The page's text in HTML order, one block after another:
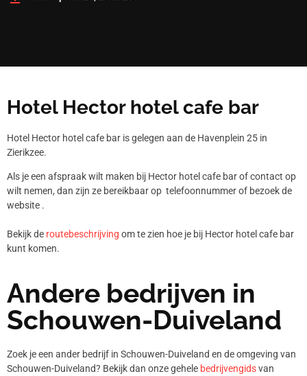
Hotel Hector hotel cafe bar
Hotel Hector hotel cafe bar is gelegen aan de Havenplein 25 in
Zierikzee.
Als je een afspraak wilt maken bij Hector hotel cafe bar of contact op
wilt nemen, dan zijn ze bereikbaar op telefoonnummerof bezoek de
website .
Bekijk de routebeschrijving om te zien hoe je bij Hector hotel cafe bar
kunt komen.
Andere bedrijven in
Schouwen-Duiveland
Zoek je een ander bedrijf in Schouwen-Duiveland en de omgeving van
Schouwen-Duiveland? Bekijk dan onze gehele bedrijvengidsvan